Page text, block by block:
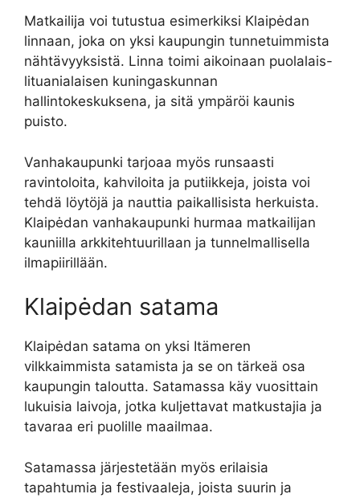
Matkailija voi tutustua esimerkiksi Klaipėdan
linnaan, joka on yksi kaupungin tunnetuimmista
nähtävyyksistä. Linna toimi aikoinaan puolalais-
lituanialaisen kuningaskunnan
hallintokeskuksena, ja sitä ympäröi kaunis
puisto.
Vanhakaupunki tarjoaa myös runsaasti
ravintoloita, kahviloita ja putiikkeja, joista voi
tehdä löytöjä ja nauttia paikallisista herkuista.
Klaipėdan vanhakaupunki hurmaa matkailijan
kauniilla arkkitehtuurillaan ja tunnelmallisella
ilmapiirillään.
Klaipėdan satama
Klaipėdan satama on yksi Itämeren
vilkkaimmista satamista ja se on tärkeä osa
kaupungin taloutta. Satamassa käy vuosittain
lukuisia laivoja, jotka kuljettavat matkustajia ja
tavaraa eri puolille maailmaa.
Satamassa järjestetään myös erilaisia
tapahtumia ja festivaaleja, joista suurin ja